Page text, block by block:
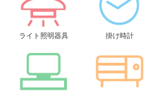
ライト照明器具 掛け時計